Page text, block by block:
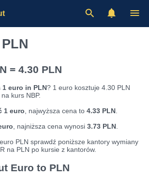
= 4.30 PLN
1 euro in PLN? 1 euro kosztuje 4.30 PLN
kurs NBP.
1 euro, najwyższa cena to 4.33 PLN.
, najniższa cena wynosi 3.73 PLN.
PLN sprawdź poniższe kantory wymiany
na PLN po kursie z kantorów.
Euro to PLN